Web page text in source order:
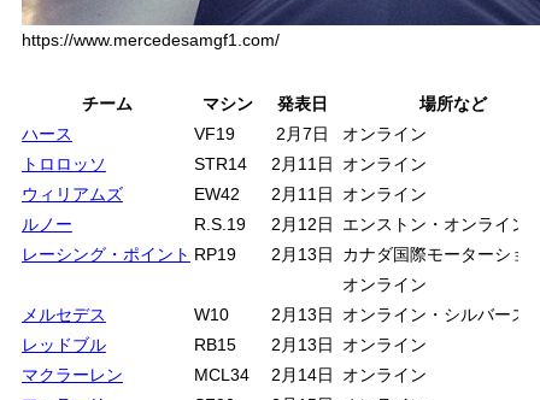
https://www.mercedesamgf1.com/
チーム マシン 発表日
場所など
ハース
VF19 2月7日
オンライン
トロロッソ
STR14 2月11日
オンライン
ウィリアムズ
EW42 2月11日
オンライン
ルノー
R.S.19 2月12日
エンストン・オンライン
レーシング・ポイント RP19 2月13日
カナダ国際モーターショ
オンライン
メルセデス
W10 2月13日
オンライン・シルバース
レッドブル
RB15 2月13日
オンライン
マクラーレン
MCL34 2月14日
オンライン